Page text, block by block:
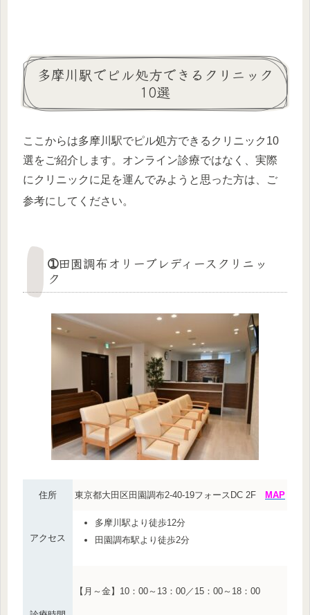
多摩川駅でピル処方できるクリニック
10選
ここからは多摩川駅でピル処方できるクリニック10
選をご紹介します。オンライン診療ではなく、実際
にクリニックに足を運んでみようと思った方は、ご
参考にしてください。
➀田園調布オリーブレディースクリニッ
ク
住所 東京都大田区田園調布2-40-19フォースDC 2F MAP
アクセス
多摩川駅より徒歩12分
田園調布駅より徒歩2分
【月～金】10：00～13：00／15：00～18：00